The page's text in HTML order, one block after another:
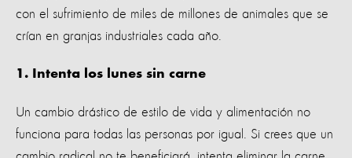
con el sufrimiento de miles de millones de animales que se
crían en granjas industriales cada año.
1. Intenta los lunes sin carne
Un cambio drástico de estilo de vida y alimentación no
funciona para todas las personas por igual. Si crees que un